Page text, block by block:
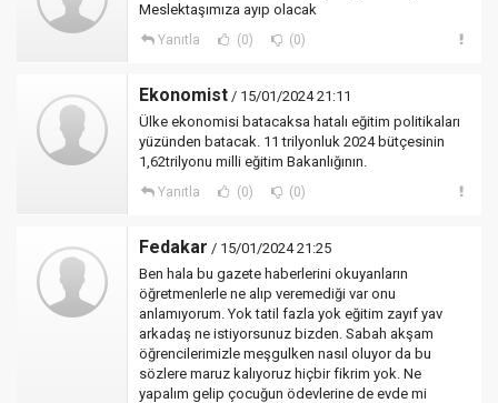
Meslektaşımıza ayıp olacak
Yanıtla (0) (0)
Ekonomist / 15/01/2024 21:11
Ülke ekonomisi batacaksa hatalı eğitim politikaları
yüzünden batacak. 11 trilyonluk 2024 bütçesinin
1,62trilyonu milli eğitim Bakanlığının.
Yanıtla (0) (0)
Fedakar / 15/01/2024 21:25
Ben hala bu gazete haberlerini okuyanların
öğretmenlerle ne alıp veremediği var onu
anlamıyorum. Yok tatil fazla yok eğitim zayıf yav
arkadaş ne istiyorsunuz bizden. Sabah akşam
öğrencilerimizle meşgulken nasıl oluyor da bu
sözlere maruz kalıyoruz hiçbir fikrim yok. Ne
yapalım gelip çocuğun ödevlerine de evde mi